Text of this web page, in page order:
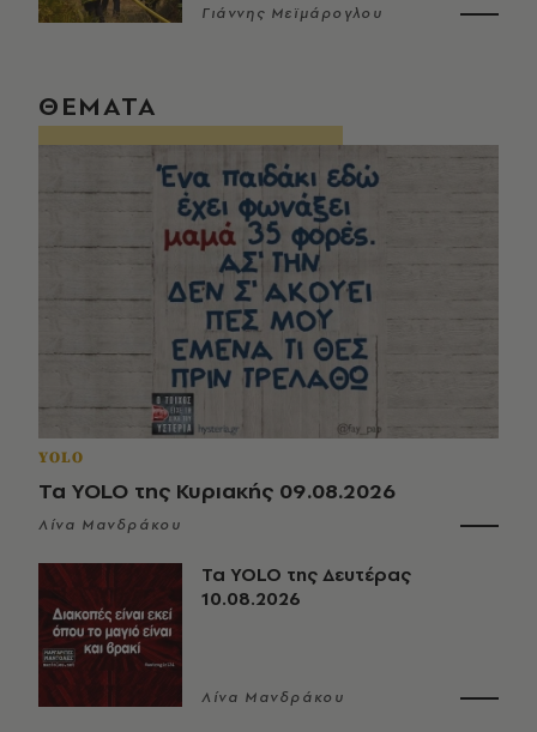
Γιάννης Μεϊμάρογλου
ΘΕΜΑΤΑ
YOLO
Τα YOLO της Κυριακής 09.08.2026
Λίνα Μανδράκου
Τα YOLO της Δευτέρας
10.08.2026
Λίνα Μανδράκου